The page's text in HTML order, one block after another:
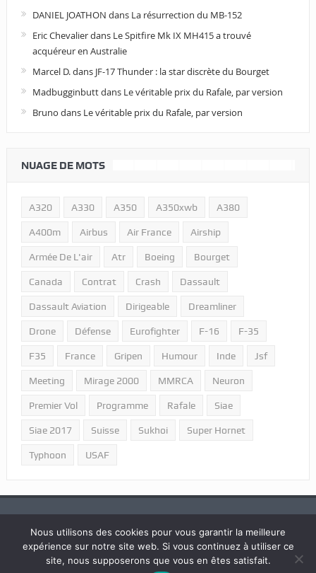
DANIEL JOATHON dans La résurrection du MB-152
Eric Chevalierdans Le Spitfire Mk IX MH415 a trouvé
acquéreur en Australie
Marcel D.dans JF-17 Thunder : la star discrète du Bourget
Madbugginbuttdans Le véritable prix du Rafale, par version
Bruno dans Le véritable prix du Rafale, par version
NUAGE DE MOTS
A320 A330 A350 A350xwb A380
A400m Airbus Air France Airship
Armée De L'air Atr Boeing Bourget
Canada Contrat Crash Dassault
Dassault Aviation Dirigeable Dreamliner
Drone Défense Eurofighter F-16 F-35
F35 France Gripen Humour Inde Jsf
Meeting Mirage 2000 MMRCA Neuron
Premier Vol Programme Rafale Siae
Siae 2017 Suisse Sukhoi Super Hornet
Typhoon USAF
2018 © Tous droits réservés "Portail Aviation - LPPA".
Nous utilisons des cookies pour vous garantir la meilleure
expérience sur notre site web. Si vous continuez à utiliser ce
site, nous supposerons que vous en êtes satisfait.